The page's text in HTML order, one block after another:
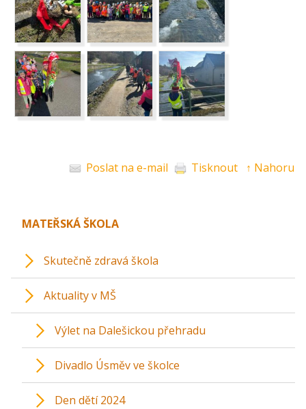
Poslat na e-mail Tisknout ↑ Nahoru
MATEŘSKÁ ŠKOLA
Skutečně zdravá škola
Aktuality v MŠ
Výlet na Dalešickou přehradu
Divadlo Úsměv ve školce
Den dětí 2024